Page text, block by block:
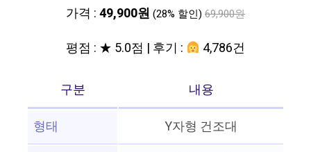
가격 :49,900원 (28% 할인) 69,900원
평점 : ★ 5.0점 | 후기 : 4,786건
구분
내용
형태
Y자형 건조대